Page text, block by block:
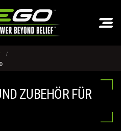
ZUBEHÖR FÜR